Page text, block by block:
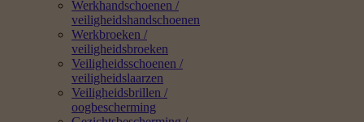
Werkhandschoenen /
veiligheidshandschoenen
Werkbroeken /
veiligheidsbroeken
Veiligheidsschoenen /
veiligheidslaarzen
Veiligheidsbrillen /
oogbescherming